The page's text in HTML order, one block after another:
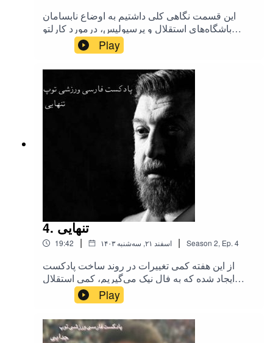
این قسمت نگاهی کلی داشتیم به اوضاع نابسامان
باشگاه‌های استقلال و پرسپولیس، درمورد کارلتو
صحبت کردیم و جوایز مراسم لاروس.کی‌کجاست؟ این
هفته هم اختصاص داشت به اقای احمدرضا
عابدزاده.اینستاگرام :
instagram.com/tooppodcastt.یوتوب :
youtube.com/@tooppodcast.ایمیل :
tooppodcast@gmail.com.
Play
4. تنهایی
19:42 | ۱۴۰۳ اسفند ۲۱, سه‌شنبه | Season 2, Ep. 4
از این هفته کمی تغییرات در روند ساخت پادکست
ایجاد شده که به فال نیک می‌گیریم، کمی استقلال
داشتیم و کمی مارادونا.کی‌کجاست؟ هم آقای انصاریان
هستن.#علی_انصاریان #کی‌کجاست؟ #توپ
#پادکست_فارسی_ورزشی_توپ.youtube.instagra
m.twitter.telegram
Play